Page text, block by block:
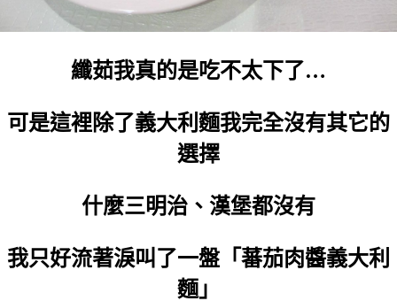
纖茹我真的是吃不太下了…
可是這裡除了義大利麵我完全沒有其它的
選擇
什麼三明治、漢堡都沒有
我只好流著淚叫了一盤「蕃茄肉醬義大利
麵」